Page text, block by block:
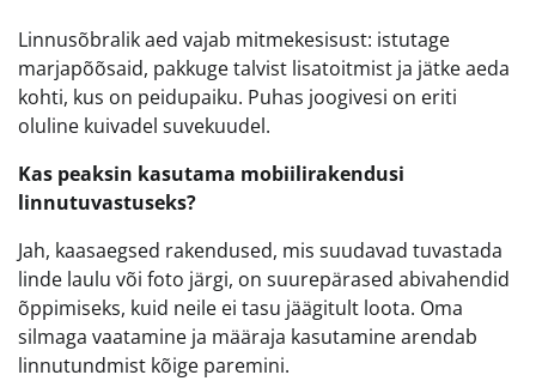
Linnusõbralik aed vajab mitmekesisust: istutage
marjapõõsaid, pakkuge talvist lisatoitmist ja jätke aeda
kohti, kus on peidupaiku. Puhas joogivesi on eriti
oluline kuivadel suvekuudel.
Kas peaksin kasutama mobiilirakendusi
linnutuvastuseks?
Jah, kaasaegsed rakendused, mis suudavad tuvastada
linde laulu või foto järgi, on suurepärased abivahendid
õppimiseks, kuid neile ei tasu jäägitult loota. Oma
silmaga vaatamine ja määraja kasutamine arendab
linnutundmist kõige paremini.